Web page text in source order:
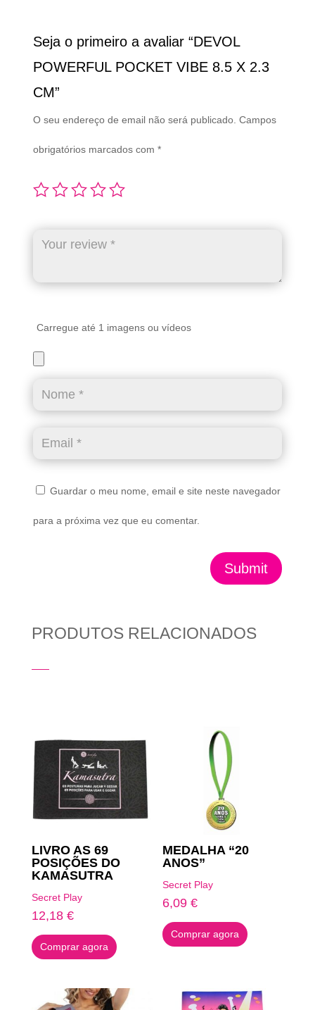
Seja o primeiro a avaliar “DEVOL
POWERFUL POCKET VIBE 8.5 X 2.3
CM”
O seu endereço de email não será publicado. Campos
obrigatórios marcados com *
Carregue até 1 imagens ou vídeos
Guardar o meu nome, email e site neste navegador
para a próxima vez que eu comentar.
Submit
PRODUTOS RELACIONADOS
LIVRO AS 69
POSIÇÕES DO
KAMASUTRA
Secret Play
12,18 €
Comprar agora
MEDALHA “20
ANOS”
Secret Play
6,09€
Comprar agora